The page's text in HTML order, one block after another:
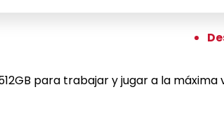
para trabajar y jugar a la máxima